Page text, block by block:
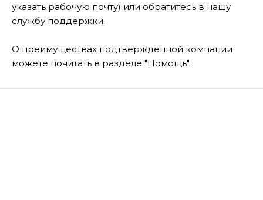
указать рабочую почту) или обратитесь в нашу
службу поддержки.
О преимуществах подтвержденной компании
можете почитать в разделе "Помощь".